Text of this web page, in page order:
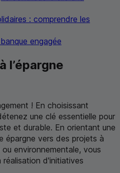
: comprendre les
engagée
l’épargne
! En choisissant
une clé essentielle pour
et durable. En orientant une
vers des projets à
environnementale, vous
d'initiatives